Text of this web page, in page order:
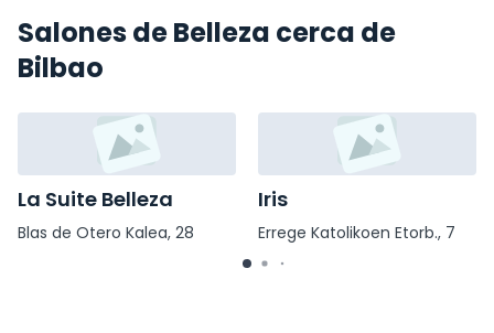
Salones de Belleza cerca de
Bilbao
La Suite Belleza
Blas de Otero Kalea, 28
Iris
Errege Katolikoen Etorb., 7